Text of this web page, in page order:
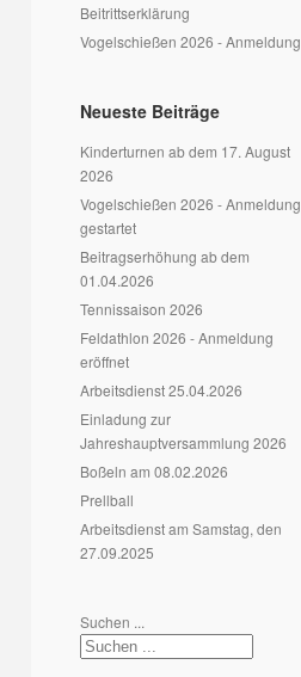
Beitrittserklärung
Vogelschießen 2026 - Anmeldung
Neueste Beiträge
Kinderturnen ab dem 17. August
2026
Vogelschießen 2026 - Anmeldung
gestartet
Beitragserhöhung ab dem
01.04.2026
Tennissaison 2026
Feldathlon 2026 - Anmeldung
eröffnet
Arbeitsdienst 25.04.2026
Einladung zur
Jahreshauptversammlung 2026
Boßeln am 08.02.2026
Prellball
Arbeitsdienst am Samstag, den
27.09.2025
Suchen ...